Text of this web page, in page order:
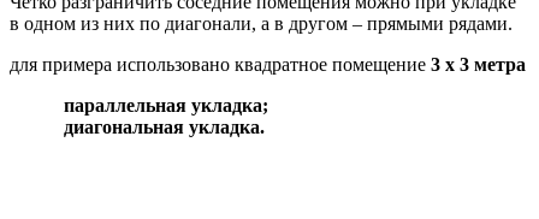
в одном из них по диагонали, а в другом – прямыми рядами.
для примера использовано квадратное помещение 3 х 3 метра
параллельная укладка;
диагональная укладка.